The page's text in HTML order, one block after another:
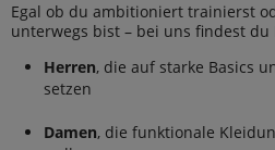
Egal ob du ambitioniert trainierst
unterwegs bist – bei uns findest
Herren, die auf starke Basics
setzen
Damen, die funktionale